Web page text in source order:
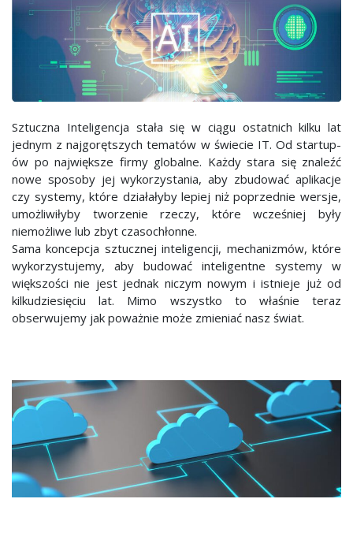
Sztuczna Inteligencja stała się w ciągu ostatnich kilku lat
jednym z najgorętszych tematów w świecie IT. Od startup-
ów po największe firmy globalne. Każdy stara się znaleźć
nowe sposoby jej wykorzystania, aby zbudować aplikacje
czy systemy, które działałyby lepiej niż poprzednie wersje,
umożliwiłyby tworzenie rzeczy, które wcześniej były
niemożliwe lub zbyt czasochłonne.
Sama koncepcja sztucznej inteligencji, mechanizmów, które
wykorzystujemy, aby budować inteligentne systemy w
większości nie jest jednak niczym nowym i istnieje już od
kilkudziesięciu lat. Mimo wszystko to właśnie teraz
obserwujemy jak poważnie może zmieniać nasz świat.